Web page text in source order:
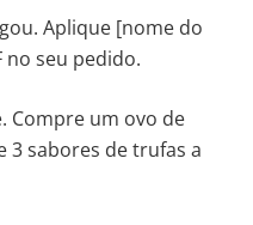
Aplique [nome do
no seu pedido.
Compre um ovo de
3 sabores de trufas a